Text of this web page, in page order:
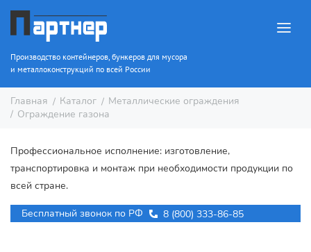
Производство контейнеров, бункеров для мусора
и металлоконструкций по всей России
Главная Каталог
Металлические ограждения
Ограждение газона
Профессиональное исполнение: изготовление,
транспортировка и монтаж при необходимости продукции по
всей стране.
Бесплатный звонок по РФ 8 (800) 333-86-85